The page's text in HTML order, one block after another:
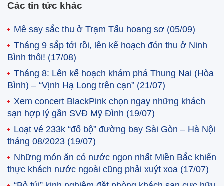
Các tin tức khác
Mê say sắc thu ở Trạm Tấu hoang sơ (05/09)
Tháng 9 sắp tới rồi, lên kế hoạch đón thu ở Ninh
Bình thôi! (17/08)
Tháng 8: Lên kế hoạch khám phá Thung Nai (Hòa
Bình) – “Vịnh Hạ Long trên cạn” (21/07)
Xem concert BlackPink chọn ngay những khách
sạn hợp lý gần SVĐ Mỹ Đình (19/07)
Loạt vé 233k “đổ bộ” đường bay Sài Gòn – Hà Nội
tháng 08/2023 (19/07)
Những món ăn có nước ngon nhất Miền Bắc khiến
thực khách nước ngoài cũng phải xuýt xoa (17/07)